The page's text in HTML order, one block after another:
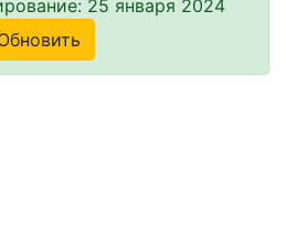
25 января 2024